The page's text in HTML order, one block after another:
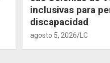
inclusivas para
discapacidad
agosto 5, 2026 LC